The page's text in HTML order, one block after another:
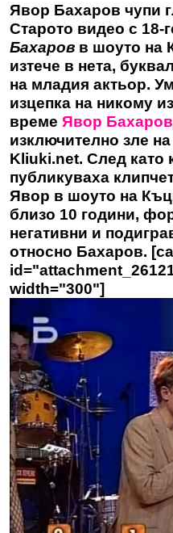
Явор Бахаров чупи
Старото видео с 18-
Бахаров в шоуто на
изтече в нета,
на младия актьор.
изцепка на никому
време Явор Бахаров
изключително зле
Kliuki.net. След като
публикуваха
Явор в шоуто на
близо 10 години,
негативни и
относно Бахаров.
width="300"]